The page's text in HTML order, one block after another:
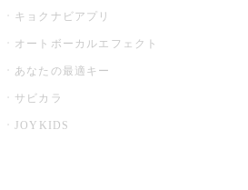
キョクナビアプリ
オートボーカルエフェクト
あなたの最適キー
サビカラ
JOYKIDS